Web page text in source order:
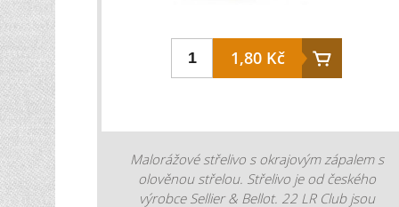
1,80 Kč
Malorážové střelivo s okrajovým zápalem s
olověnou střelou. Střelivo je od českého
výrobce Sellier & Bellot. 22 LR Club jsou